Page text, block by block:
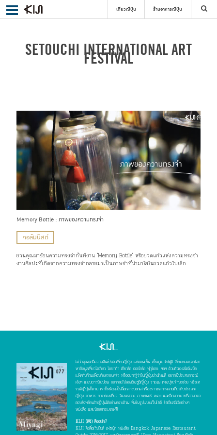
เที่ยวญี่ปุ่น ร้านอาหารญี่ปุ่น
ค้นหา
SETOUCHI INTERNATIONAL ART
FESTIVAL
Memory Bottle : ภาพของความทรงจำ
คอลัมนิสต์
ชวนคุณมาย้อนความทรงจำกันที่งาน "Memory Bottle" หรือขวดแก้วแห่งความทรงจำ
งานศิลปะที่เกิดจากความทรงจำกลายมาเป็นภาพจำที่นำมาใส่ในขวดแก้วใบเล็ก
ไม่ว่าคุณจะมีความฝันเป็นไปเที่ยวญี่ปุ่น แช่ออนเซ็น เห็นภูเขาไฟฟูจิ เยี่ยมชมมรดกโลก
หาข้อมูลเที่ยวโตเกียว โอซาก้า เกียวโต ฮอกไกโด ฟุกุโอกะ ฯลฯ ด้วยตัวเองสไตล์แบ็ค
แพ็คกับก๊วนเพื่อนกับครอบครัว หรืออยากรู้ว่าไปญี่ปุ่นช่วงไหนดี อยากมีประสบการณ์
เจ๋งๆ แบบชาวนิปปอน อยากจะไปลองชิมซูชิญี่ปุ่น ราเมน เทมปุระร้านอร่อย หรือเท
รนด์ญี่ปุ่นก็ตาม เราก็พร้อมเป็นสื่อกลางบอกเล่าเรื่องราวหลากหลายเกี่ยวกับประเทศ
ญี่ปุ่น อาหาร การท่องเที่ยว วัฒนธรรม ภาพยนตร์ เพลง และอีกมากมายที่สามารถ
ตอบโจทย์คนรักญี่ปุ่นได้อย่างครบถ้วน ทั้งในรูปแบบเว็บไซต์ โซเชียลมีเดียต่างๆ
หนังสือ และนิตยสารแจกฟรี!
KIJI (คิจิ) คืออะไร?
KIJI คือสื่อเว็บไซต์ เฟซบุ๊ก หนังสือ Bangkok Japanese Restaurant